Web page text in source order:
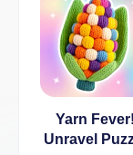
Yarn Fever!
Unravel